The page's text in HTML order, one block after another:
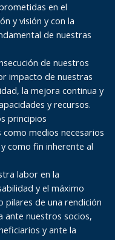
en el
y visión y con la
de nuestras
de nuestros
impacto de nuestras
la mejora continua y
y recursos.
principios
medios necesarios
como fin inherente al
labor en la
y el máximo
pilares de una rendición
ante nuestros socios,
y ante la